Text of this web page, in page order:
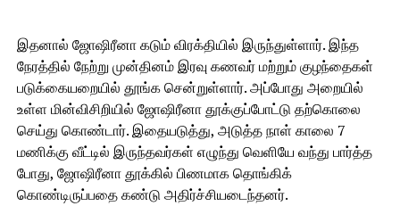
இதனால் ஜோஷிரீனா கடும் விரக்தியில் இருந்துள்ளார். இந்த
நேரத்தில் நேற்று முன்தினம் இரவு கணவர் மற்றும் குழந்தைகள்
படுக்கையறையில் தூங்க சென்றுள்ளார். அப்போது அறையில்
உள்ள மின்விசிறியில் ஜோஷிரீனா தூக்குப்போட்டு தற்கொலை
செய்து கொண்டார். இதையடுத்து, அடுத்த நாள் காலை 7
மணிக்கு வீட்டில் இருந்தவர்கள் எழுந்து வெளியே வந்து பார்த்த
போது, ஜோஷிரீனா தூக்கில் பிணமாக தொங்கிக்
கொண்டிருப்பதை கண்டு அதிர்ச்சியடைந்தனர்.